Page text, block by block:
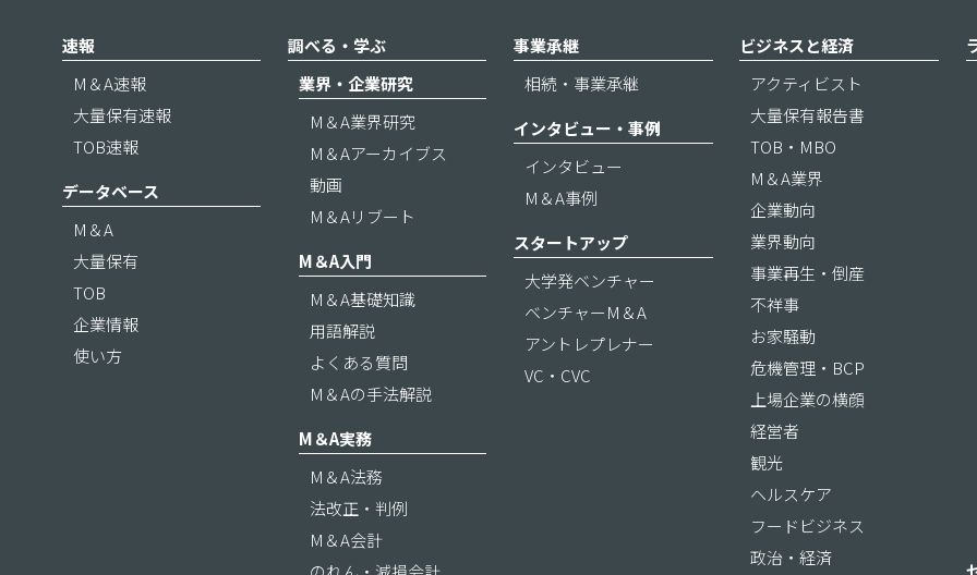
速報
M＆A速報
大量保有速報
TOB速報
データベース
M＆A
大量保有
TOB
企業情報
使い方
調べる・学ぶ
業界・企業研究
M＆A業界研究
M＆Aアーカイブス
動画
M＆Aリブート
M＆A入門
M＆A基礎知識
用語解説
よくある質問
M＆Aの手法解説
M＆A実務
M＆A法務
法改正・判例
M＆A会計
事業承継
相続・事業承継
インタビュー・事例
インタビュー
M＆A事例
スタートアップ
大学発ベンチャー
ベンチャーM＆A
アントレプレナー
VC・CVC
ビジネスと経済
アクティビスト
大量保有報告書
TOB・MBO
M＆A業界
企業動向
業界動向
事業再生・倒産
不祥事
お家騒動
危機管理・BCP
上場企業の横顔
経営者
観光
ヘルスケア
フードビジネス
政治・経済